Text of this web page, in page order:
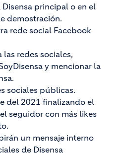
principal o en el
demostración.
rede social Facebook
redes sociales,
y mencionar la
sociales públicas.
del 2021 finalizando el
seguidor con más likes
un mensaje interno
de Disensa